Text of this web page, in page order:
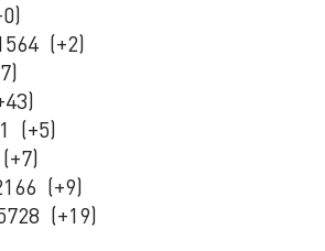
(+2)
(+5)
(+9)
(+19)